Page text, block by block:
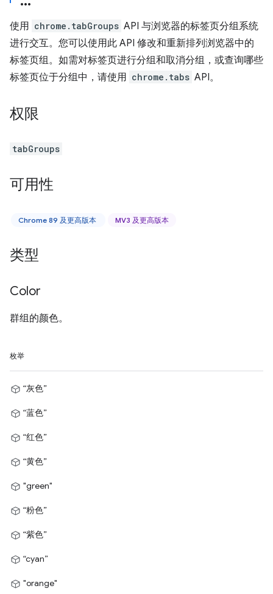
使用 chrome.tabGroups API 与浏览器的标签页分组系统
进行交互。您可以使用此 API 修改和重新排列浏览器中的
标签页组。如需对标签页进行分组和取消分组，或查询哪些
标签页位于分组中，请使用 chrome.tabs API。
权限
tabGroups
可用性
Chrome 89 及更高版本 MV3 及更高版本
类型
Color
群组的颜色。
枚举
“灰色”
“蓝色”
“红色”
“黄色”
"green"
“粉色”
“紫色”
“cyan”
"orange"